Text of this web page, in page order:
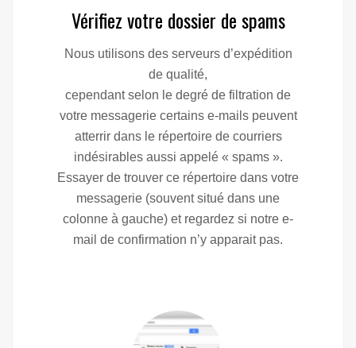
Vérifiez votre dossier de spams
Nous utilisons des serveurs d’expédition
de qualité,
cependant selon le degré de filtration de
votre messagerie certains e-mails peuvent
atterrir dans le répertoire de courriers
indésirables aussi appelé « spams ».
Essayer de trouver ce répertoire dans votre
messagerie (souvent situé dans une
colonne à gauche) et regardez si notre e-
mail de confirmation n’y apparait pas.